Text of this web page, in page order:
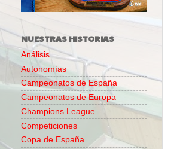
NUESTRAS HISTORIAS
Análisis
Autonomías
Campeonatos de España
Campeonatos de Europa
Champions League
Competiciones
Copa de España